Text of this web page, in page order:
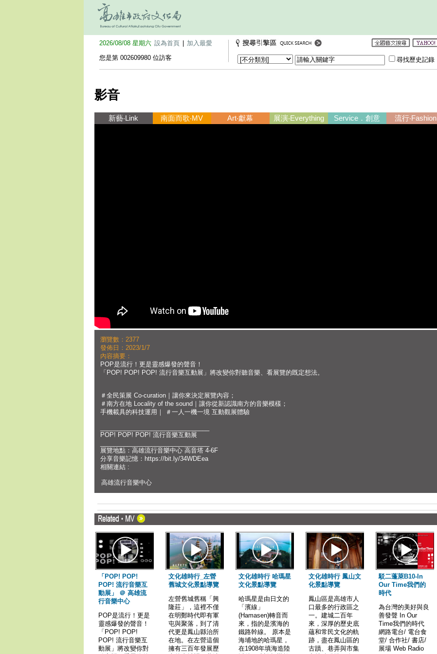
2026/08/08 星期六 設為首頁
加入最愛
您是第 002609980 位訪客
尋找歷史記錄
影音
新藝‧Link 南面而歌‧MV Art‧獻幕 展演‧Everything Service．創意 流行‧Fashion
瀏覽數：2377
發佈日：2023/1/7
內容摘要：
POP是流行！更是靈感爆發的聲音！
「POP! POP! POP! 流行音樂互動展」將改變你對聽音樂、看展覽的既定想法。
＃全民策展 Co-curation｜讓你來決定展覽內容；
＃南方在地 Locality of the sound｜讓你從新認識南方的音樂模樣；
手機載具的科技運用｜ ＃一人一機一境 互動觀展體驗
POP! POP! POP! 流行音樂互動展
展覽地點：高雄流行音樂中心 高音塔 4-6F
分享音樂記憶：https://bit.ly/34WDEea
相關連結 :
高雄流行音樂中心
「POP! POP!
POP! 流行音樂互
動展」 ＠ 高雄流
行音樂中心
POP是流行！更是
靈感爆發的聲音！
「POP! POP!
POP! 流行音樂互
動展」將改變你對
文化雄時行_左營
舊城文化景點導覽
左營舊城舊稱「興
隆莊」，這裡不僅
在明鄭時代即有軍
屯與聚落，到了清
代更是鳳山縣治所
在地。在左營這個
擁有三百年發展歷
文化雄時行 哈瑪星
文化景點導覽
哈瑪星是由日文的
「濱線」
(Hamasen)轉音而
來，指的是濱海的
鐵路幹線。 原本是
海埔地的哈瑪星，
在1908年填海造陸
文化雄時行 鳳山文
化景點導覽
鳳山區是高雄市人
口最多的行政區之
一。建城二百年
來，深厚的歷史底
蘊和常民文化的軌
跡，盡在鳳山區的
古蹟、巷弄與市集
駁二蓬萊B10-In
Our Time我們的
時代
為台灣的美好與良
善發聲 In Our
Time我們的時代
網路電台/ 電台食
堂/ 合作社/ 書店/
展場 Web Radio